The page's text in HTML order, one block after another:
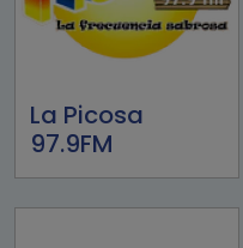
La Picosa
97.9FM